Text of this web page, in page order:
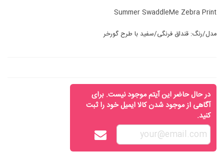
Summer SwaddleMe Zebra Print
مدل/رنگ: قنداق فرنگی/سفید با طرح گورخر
در حال حاضر این آیتم موجود نیست. برای
آگاهی از موجود شدن کالا ایمیل خود را ثبت
کنید.